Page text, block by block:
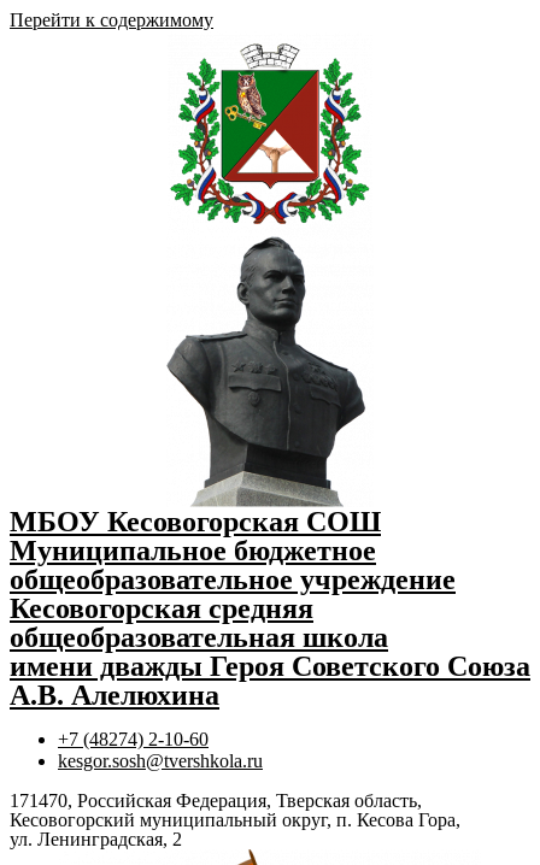
Перейти к содержимому
МБОУ Кесовогорская СОШ
Муниципальное бюджетное
общеобразовательное учреждение
Кесовогорская средняя
общеобразовательная школа
имени дважды Героя Советского Союза
А.В. Алелюхина
+7 (48274) 2-10-60
kesgor.sosh@tvershkola.ru
171470, Российская Федерация, Тверская область,
Кесовогорский муниципальный округ, п. Кесова Гора,
ул. Ленинградская, 2